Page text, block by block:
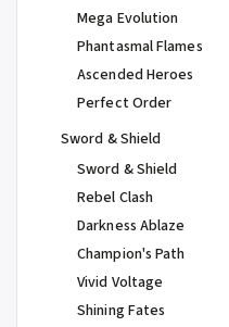
Mega Evolution
Phantasmal Flames
Ascended Heroes
Perfect Order
Sword & Shield
Sword & Shield
Rebel Clash
Darkness Ablaze
Champion's Path
Vivid Voltage
Shining Fates